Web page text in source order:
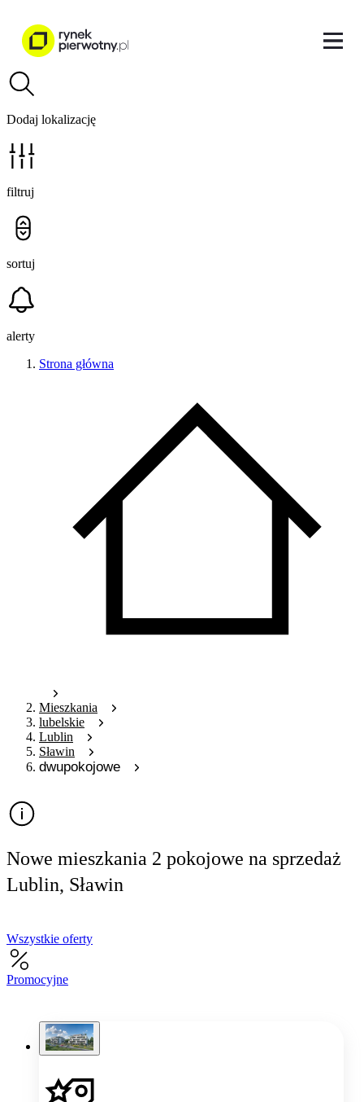
Dodaj lokalizację
filtruj
sortuj
alerty
Strona główna
Mieszkania
lubelskie
Lublin
Sławin
dwupokojowe
Nowe mieszkania 2 pokojowe na sprzedaż
Lublin, Sławin
Wszystkie oferty
Promocyjne